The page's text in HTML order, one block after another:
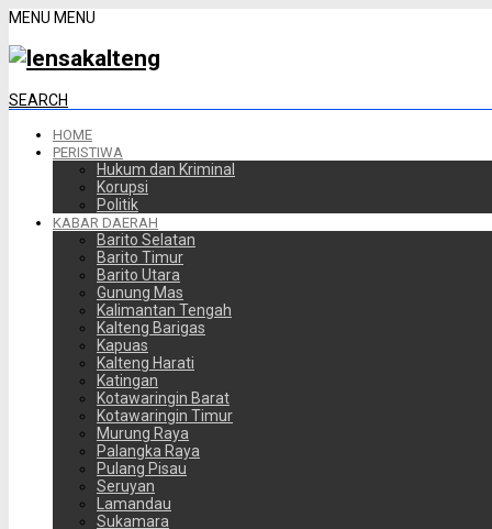
MENU MENU
SEARCH
HOME
PERISTIWA
Hukum dan Kriminal
Korupsi
Politik
KABAR DAERAH
Barito Selatan
Barito Timur
Barito Utara
Gunung Mas
Kalimantan Tengah
Kalteng Barigas
Kapuas
Kalteng Harati
Katingan
Kotawaringin Barat
Kotawaringin Timur
Murung Raya
Palangka Raya
Pulang Pisau
Seruyan
Lamandau
Sukamara